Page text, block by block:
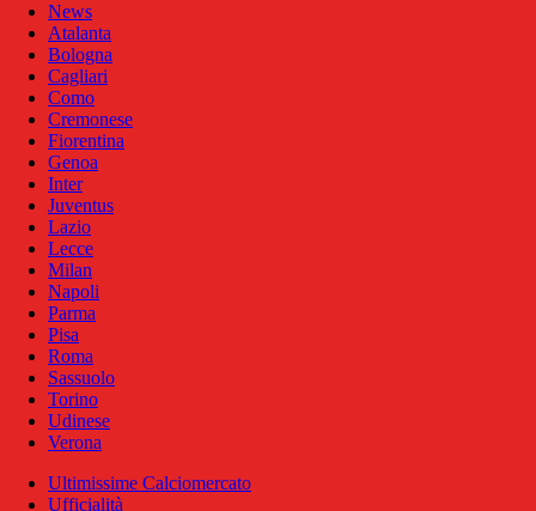
News
Atalanta
Bologna
Cagliari
Como
Cremonese
Fiorentina
Genoa
Inter
Juventus
Lazio
Lecce
Milan
Napoli
Parma
Pisa
Roma
Sassuolo
Torino
Udinese
Verona
Ultimissime Calciomercato
Ufficialità